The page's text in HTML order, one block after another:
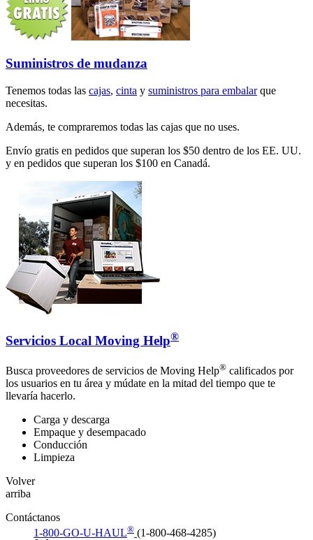
Suministros de mudanza
Tenemos todas las cajas, cinta y suministros para embalarque
necesitas.
Además, te compraremos todas las cajas que no uses.
Envío gratis en pedidos que superan los $50 dentro de los EE. UU.
y en pedidos que superan los $100 en Canadá.
Servicios Local Moving Help®
Busca proveedores de servicios de Moving Help® calificados por
los usuarios en tu área y múdate en la mitad del tiempo que te
llevaría hacerlo.
Carga y descarga
Empaque y desempacado
Conducción
Limpieza
Volver
arriba
Contáctanos
1-800-GO-U-HAUL® (1-800-468-4285)